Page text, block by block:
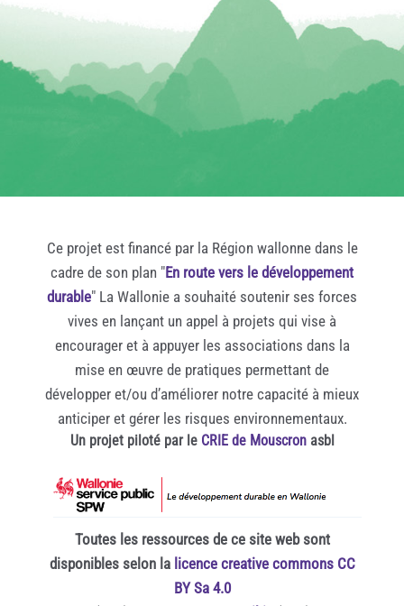
Ce projet est financé par la Région wallonne dans le
cadre de son plan "En route vers le développement
durable" La Wallonie a souhaité soutenir ses forces
vives en lançant un appel à projets qui vise à
encourager et à appuyer les associations dans la
mise en œuvre de pratiques permettant de
développer et/ou d’améliorer notre capacité à mieux
anticiper et gérer les risques environnementaux.
Un projet piloté par le CRIE de Mouscronasbl
Toutes les ressources de ce site web sont
disponibles selon la licence creative commons CC
BY Sa 4.0